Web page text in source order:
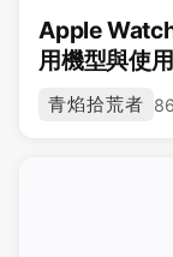
Apple
用機型與使
青焰拾荒者